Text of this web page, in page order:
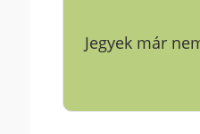
Jegyek már